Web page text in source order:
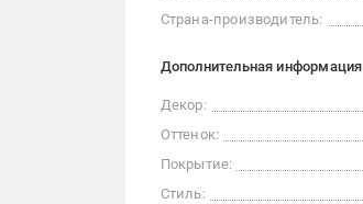
Страна-производитель:
Дополнительная информация
Декор:
Оттенок:
Покрытие:
Стиль: